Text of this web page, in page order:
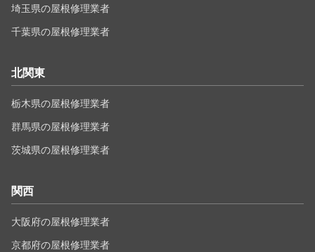
埼玉県の屋根修理業者
千葉県の屋根修理業者
北関東
栃木県の屋根修理業者
群馬県の屋根修理業者
茨城県の屋根修理業者
関西
大阪府の屋根修理業者
京都府の屋根修理業者